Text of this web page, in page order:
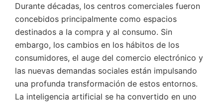
Durante décadas, los centros comerciales fueron
concebidos principalmente como espacios
destinados a la compra y al consumo. Sin
embargo, los cambios en los hábitos de los
consumidores, el auge del comercio electrónico y
las nuevas demandas sociales están impulsando
una profunda transformación de estos entornos.
La inteligencia artificial se ha convertido en uno